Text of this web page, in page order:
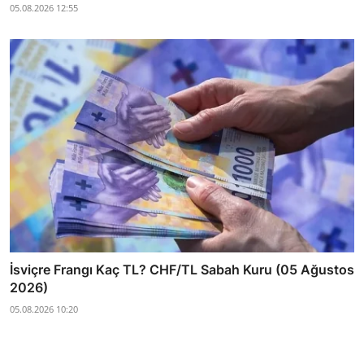
05.08.2026 12:55
İsviçre Frangı Kaç TL? CHF/TL Sabah Kuru (05 Ağustos
2026)
05.08.2026 10:20